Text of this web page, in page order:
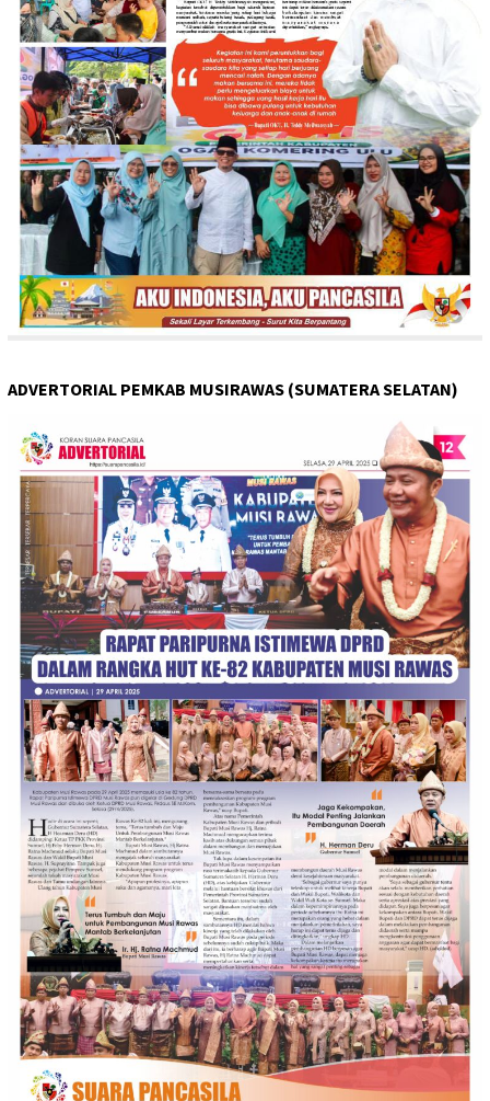
ADVERTORIAL PEMKAB MUSIRAWAS (SUMATERA SELATAN)